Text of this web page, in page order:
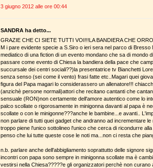
3 giugno 2012 alle ore 00:44
SANDRA ha detto...
GRAZIE CHE CI SIETE TUTTI VOI!!!LA BANDIERA CHE
M i pare evidente specie a S.Siro o ieri sera nel parco di Bresso
mediatico di una fiction di un evento mondano che sa di mondo
passare come evento di Chiesa la bandiera della pace che
succursale dei centri sociali??)la presentatrice tv Bianchetti
senza senso (sei come il vento) frasi fatte etc..Magari quei
figura del Papa magari lo considerassero un allenatore!!!
(anzichè persone normali)attori che recitano cantanti che
sensuale (RON)non certamente dell'amore autentico come lo
palco scollate o rigorosamente in minigonna davanti al papa è
scollate o con le minigonne???anche le bambine...e avanti..
non parlare di tutti quei gadget che andranno ad incrementare
troppo piene l'unico sottolineo l'unico che cerca di ricondurre
penso che lui tutte queste cose le noti ma...non ci resta che
n.b. parlare anche dell'abbigliamento soprattutto delle signore
incontri con papa sono sempre in minigonna scollate ma è
vestirsi nella Chiesa?????e gli organizzatori perchè non curano